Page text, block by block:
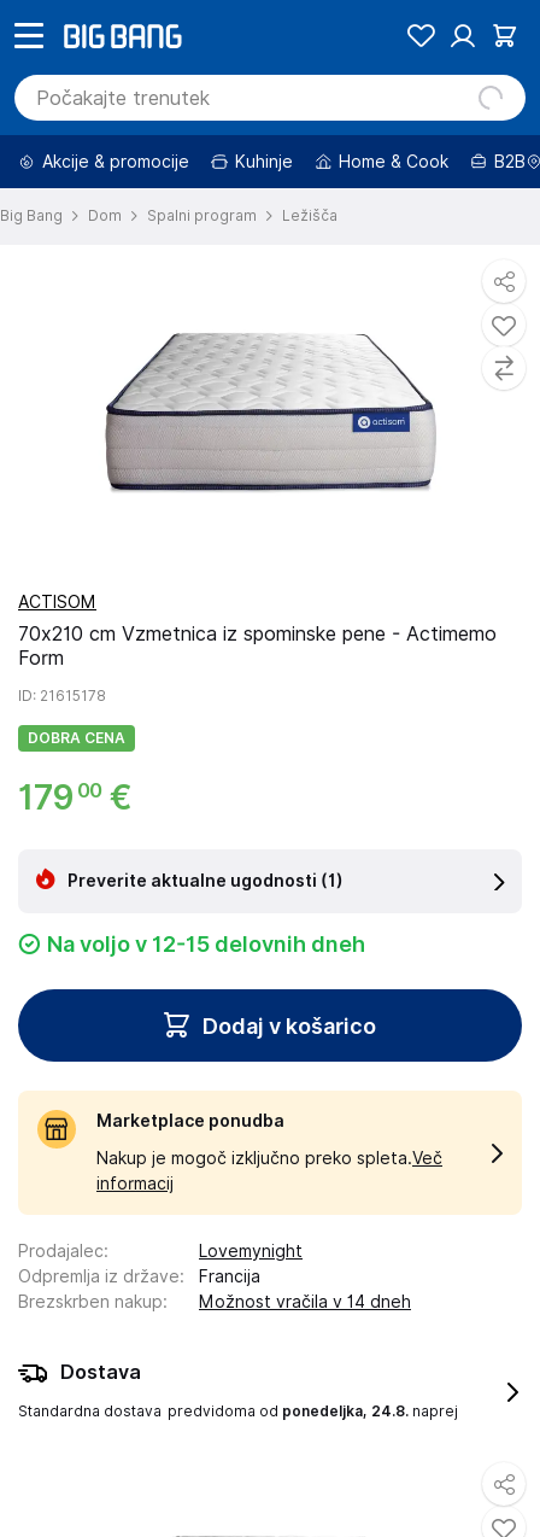
Akcije & promocije Kuhinje Home & Cook B2B
Big Bang Dom Spalni program Ležišča
ACTISOM
70x210 cm Vzmetnica iz spominske pene - Actimemo
Form
ID: 21615178
DOBRA CENA
179 00 €
Preverite aktualne ugodnosti (1)
Na voljo v 12-15 delovnih dneh
Dodaj v košarico
Marketplace ponudba
Nakup je mogoč izključno preko spleta.Več
informacij
Prodajalec:
Lovemynight
Odpremlja iz države:
Francija
Brezskrben nakup: Možnost vračila v 14 dneh
Dostava
Standardna dostava predvidoma od ponedeljka, 24.8. naprej